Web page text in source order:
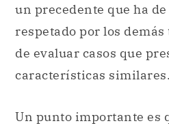
un precedente que ha
respetado por los
de evaluar casos que
características similares.
Un punto importante es